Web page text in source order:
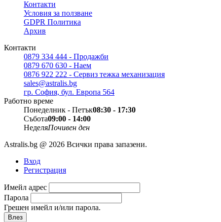
Контакти
Условия за ползване
GDPR Политика
Архив
Контакти
0879 334 444 - Продажби
0879 670 630 - Наем
0876 922 222 - Сервиз тежка механизация
sales@astralis.bg
гр. София, бул. Европа 564
Работно време
Понеделник - Петък08:30 - 17:30
Събота09:00 - 14:00
НеделяПочивен ден
Astralis.bg @ 2026 Всички права запазени.
Вход
Регистрация
Имейл адрес
Парола
Грешен имейл и/или парола.
Влез